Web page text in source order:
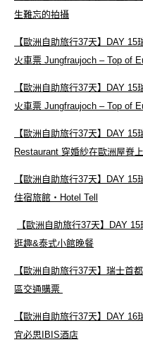
生難忘的拍攝
【歐洲自助旅行37天】DAY
火車票 Jungfraujoch – Top of
【歐洲自助旅行37天】DAY
火車票 Jungfraujoch – Top of
【歐洲自助旅行37天】DAY
Restaurant 穿婚紗在歐洲屋脊
【歐洲自助旅行37天】DAY
住宿旅館‧Hotel Tell
【歐洲自助旅行37天】DAY
逛趣&泰式小館晚餐
【歐洲自助旅行37天】瑞士首
區交通購票
【歐洲自助旅行37天】DAY
宜必思IBIS酒店